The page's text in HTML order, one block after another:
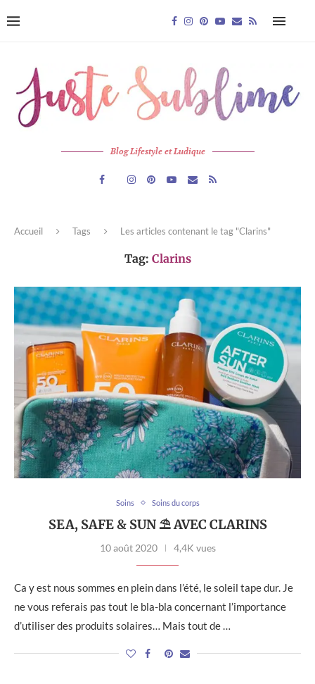
Blog Lifestyle et Ludique
Accueil Tags Les articles contenant le tag "Clarins"
Tag: Clarins
Soins Soins du corps
SEA, SAFE & SUN ⛱ AVEC CLARINS
10 août 2020 4,4K vues
Ca y est nous sommes en plein dans l’été, le soleil tape dur. Je
ne vous referais pas tout le bla-bla concernant l’importance
d’utiliser des produits solaires… Mais tout de …